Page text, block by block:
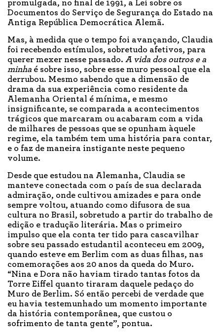
promulgada, no final de 1991, a Lei sobre os
Documentos do Serviço de Segurança do Estado na
Antiga República Democrática Alemã.
Mas, à medida que o tempo foi avançando, Claudia
foi recebendo estímulos, sobretudo afetivos, para
querer mexer nesse passado. A vida dos outros e a
minha é sobre isso, sobre esse muro pessoal que ela
derrubou. Mesmo sabendo que a dimensão de
drama da sua experiência como residente da
Alemanha Oriental é mínima, e mesmo
insignificante, se comparada a acontecimentos
trágicos que marcaram ou acabaram com a vida
de milhares de pessoas que se opunham àquele
regime, ela também tem uma história para contar,
e o faz de maneira instigante neste pequeno
volume.
Desde que estudou na Alemanha, Claudia se
manteve conectada com o país de sua declarada
admiração, onde cultivou amizades e para onde
sempre voltou, atuando como difusora de sua
cultura no Brasil, sobretudo a partir do trabalho de
edição e tradução literária. Mas o primeiro
impulso que ela conta ter tido para cascavilhar
sobre seu passado estudantil aconteceu em 2009,
quando esteve em Berlim com as duas filhas, nas
comemorações aos 20 anos da queda do Muro.
“Nina e Dora não haviam tirado tantas fotos da
Torre Eiffel quanto tiraram daquele pedaço do
Muro de Berlim. Só então percebi de verdade que
eu havia testemunhado um momento importante
da história contemporânea, que custou o
sofrimento de tanta gente”, pontua.